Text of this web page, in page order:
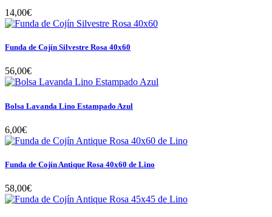
14,00€
Funda de Cojín Silvestre Rosa 40x60
56,00€
Bolsa Lavanda Lino Estampado Azul
6,00€
Funda de Cojín Antique Rosa 40x60 de Lino
58,00€